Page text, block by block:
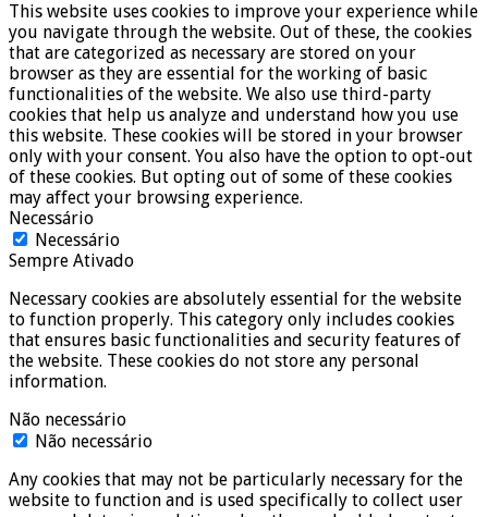
This website uses cookies to improve your experience while
you navigate through the website. Out of these, the cookies
that are categorized as necessary are stored on your
browser as they are essential for the working of basic
functionalities of the website. We also use third-party
cookies that help us analyze and understand how you use
this website. These cookies will be stored in your browser
only with your consent. You also have the option to opt-out
of these cookies. But opting out of some of these cookies
may affect your browsing experience.
Necessário
Necessário
Sempre Ativado
Necessary cookies are absolutely essential for the website
to function properly. This category only includes cookies
that ensures basic functionalities and security features of
the website. These cookies do not store any personal
information.
Não necessário
Não necessário
Any cookies that may not be particularly necessary for the
website to function and is used specifically to collect user